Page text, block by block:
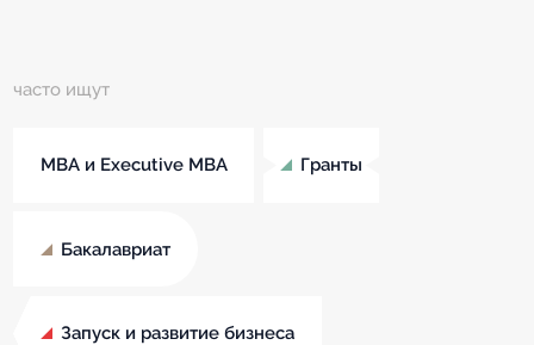
часто ищут
MBA и Executive MBA Гранты
Бакалавриат
Запуск и развитие бизнеса